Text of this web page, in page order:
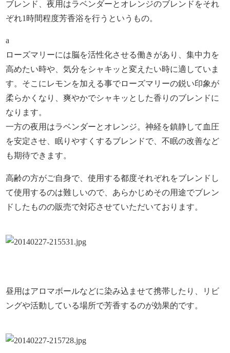
ブレンド、夜用はラベンダーとオレンジのブレンドをそれ
ぞれ1時間程度芳香浴を行うというもの。
a
ローズマリーには脳を活性化させる働きがあり、集中力を
高めたい時や、気分をシャキッと変えたい時に適していま
す。そこにレモンを加える事でローズマリーの鋭い印象が
柔らかくなり、爽やかでシャキッとした香りのブレンドに
なります。
一方の夜用はラベンダーとオレンジ。神経を鎮静して血圧
を安定させ、眠りやすくするブレンドで、不眠の改善など
も期待できます。
高齢の方がご自身で、使用する都度それぞれをブレンドし
て使用するのは難しいので、あらかじめその用途でブレン
ドしたものの販売で対応させていただいております。
昼用はアロマボールなどに染み込ませて携帯したり、リビ
ングや活動している場所で芳香するのが効果的です。